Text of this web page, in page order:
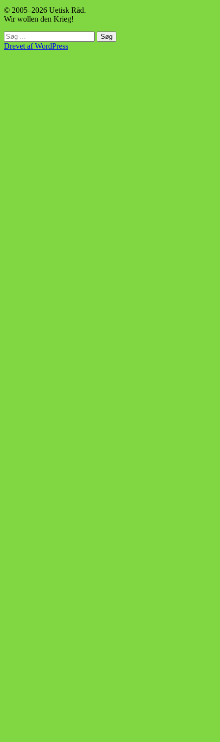
© 2005–2026 Uetisk Råd.
Wir wollen den Krieg!
Søg
efter:
Drevet af WordPress